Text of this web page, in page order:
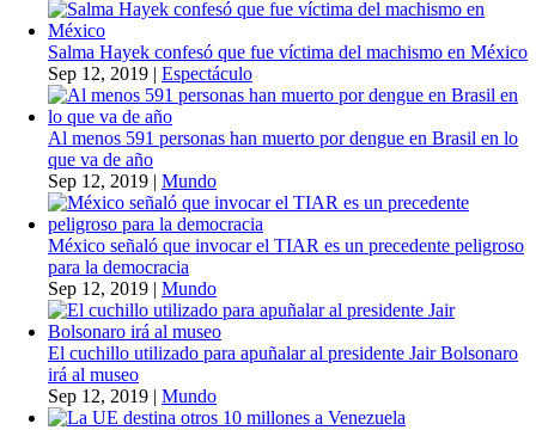
Salma Hayek confesó que fue víctima del machismo en México
Sep 12, 2019 | Espectáculo
Al menos 591 personas han muerto por dengue en Brasil en lo
que va de año
Sep 12, 2019 | Mundo
México señaló que invocar el TIAR es un precedente peligroso
para la democracia
Sep 12, 2019 | Mundo
El cuchillo utilizado para apuñalar al presidente Jair Bolsonaro
irá al museo
Sep 12, 2019 | Mundo